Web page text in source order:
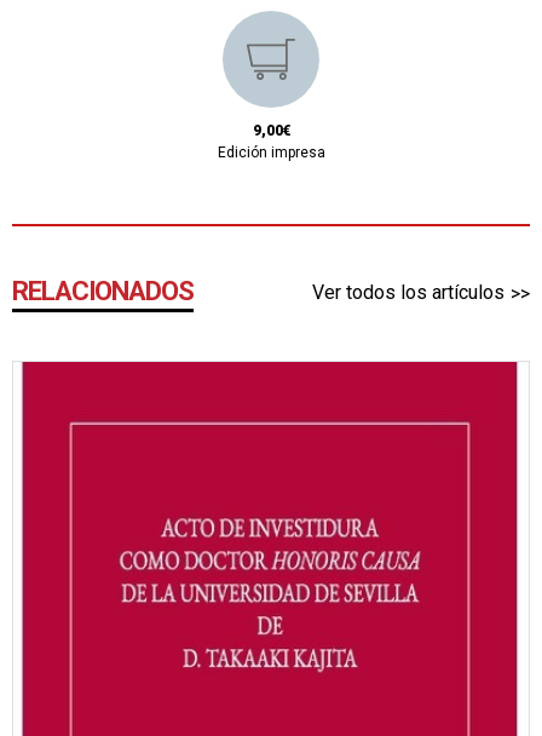
9,00€
Edición impresa
RELACIONADOS Ver todos los artículos